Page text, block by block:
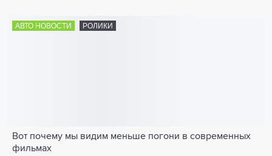
АВТО НОВОСТИ РОЛИКИ
Вот почему мы видим меньше погони в современных
фильмах